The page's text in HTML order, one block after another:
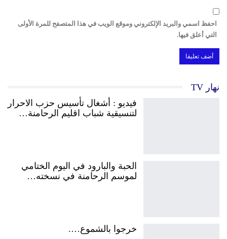
احفظ اسمي والبريد الإلكتروني وموقع الويب في هذا المتصفح للمرة الأولى
التي أعلق فيها.
نهار TV
فيديو : أشغال تأسيس حزب الاحرار
لتنسيقية شباب اقليم الرحامنة…
الحبة والبارود في اليوم الختامي
لموسم الرحامنة في نسخته…
خرجوا بالشموع….